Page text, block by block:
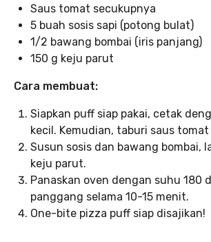
Saus tomat secukupnya
5 buah sosis sapi (potong bulat)
1/2 bawang bombai (iris panjang)
150 g keju parut
Cara membuat:
Siapkan puff siap pakai, cetak
kecil. Kemudian, taburi saus
Susun sosis dan bawang bombai,
keju parut.
Panaskan oven dengan suhu 180
panggang selama 10-15 menit.
One-bite pizza puff siap disajikan!